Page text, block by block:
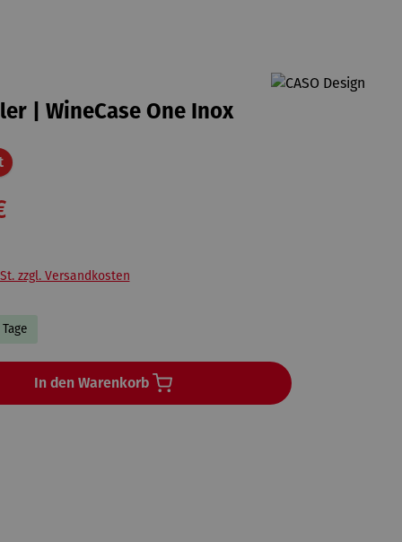
| WineCase One Inox
Rabatt
zzgl. Versandkosten
In den Warenkorb